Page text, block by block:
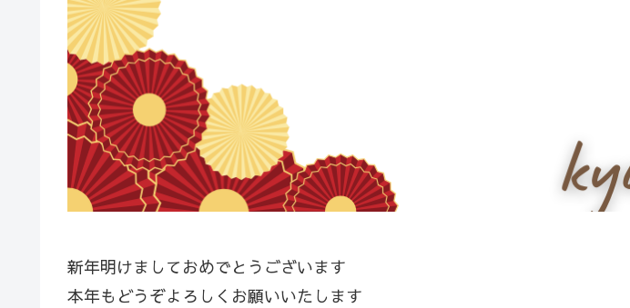
新年明けましておめでとうございます
本年もどうぞよろしくお願いいたします